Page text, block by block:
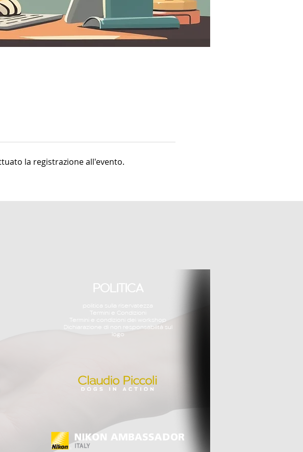
la registrazione all'evento.
POLITICA
politica sulla riservatezza
Termini e Condizioni
Termini e condizioni dei workshop
Dichiarazione di non responsabilità sul
logo